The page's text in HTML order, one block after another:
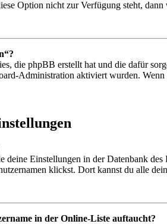
Option nicht zur Verfügung steht,
die phpBB erstellt hat und die dafür
Administration aktiviert wurden.
deine Einstellungen in der Datenbank
klickst. Dort kannst du alle
in der Online-Liste auftaucht?